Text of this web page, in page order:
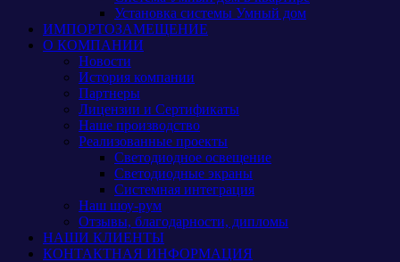
Установка системы Умный дом
ИМПОРТОЗАМЕЩЕНИЕ
О КОМПАНИИ
Новости
История компании
Партнеры
Лицензии и Сертификаты
Наше производство
Реализованные проекты
Светодиодное освещение
Светодиодные экраны
Системная интеграция
Наш шоу-рум
Отзывы, благодарности, дипломы
НАШИ КЛИЕНТЫ
КОНТАКТНАЯ ИНФОРМАЦИЯ